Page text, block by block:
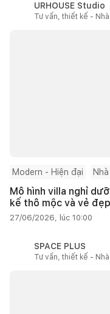
URHOUSE Studio
Tư vấn, thiết kế -
Modern - Hiện đại
Mô hình villa nghỉ
kế thô mộc và vẻ
27/06/2026, lúc 10:00
SPACE PLUS
Tư vấn, thiết kế -